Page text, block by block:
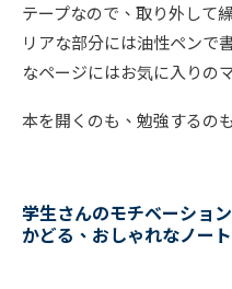
テープなので、取り外して
リアな部分には油性ペンで
なページにはお気に入りの
本を開くのも、勉強するの
学生さんのモチベーショ
かどる、おしゃれなノー